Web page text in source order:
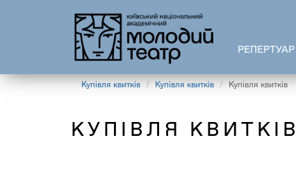
РЕПЕРТУАР
Купівля квитків Купівля квитків Купівля квитків
КУПІВЛЯ КВИТКІВ